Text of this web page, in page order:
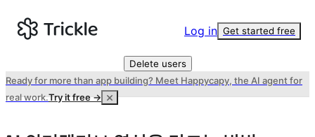
Log in Get started free
Delete users
Ready for more than app building? Meet Happycapy, the AI agent for
real work.Try it free →